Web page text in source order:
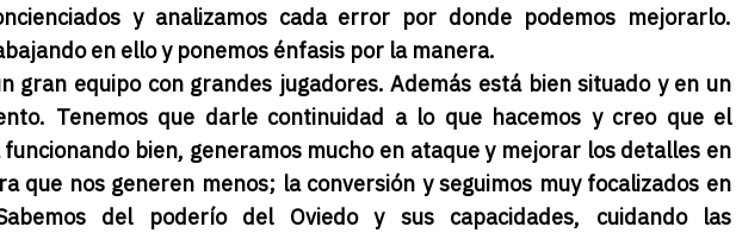
y analizamos cada error por donde podemos mejorarlo.
en ello y ponemos énfasis por la manera.
gran equipo con grandes jugadores. Además está bien situado y en un
Tenemos que darle continuidad a lo que hacemos y creo que el
funcionando bien, generamos mucho en ataque y mejorar los detalles en
que nos generen menos; la conversión y seguimos muy focalizados en
del poderío del Oviedo y sus capacidades, cuidando las